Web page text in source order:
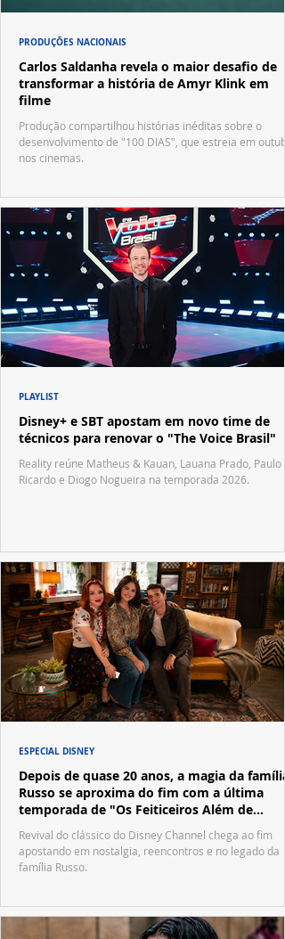
Carlos Saldanha revela o maior desafio de
transformar a história de Amyr Klink em
filme
Produção compartilhou histórias inéditas sobre o
desenvolvimento de "100 DIAS", que estreia em
nos cinemas.
PRODUÇÕES NACIONAIS
Disney+ e SBT apostam em novo time de
técnicos para renovar o "The Voice Brasil"
Reality reúne Matheus & Kauan, Lauana Prado, Paulo
Ricardo e Diogo Nogueira na temporada 2026.
PLAYLIST
Depois de quase 20 anos, a magia da família
Russo se aproxima do fim com a última
temporada de "Os Feiticeiros Além de
Waverly Place"
Revival do clássico do Disney Channel chega ao fim
apostando em nostalgia, reencontros e no legado da
família Russo.
ESPECIAL DISNEY